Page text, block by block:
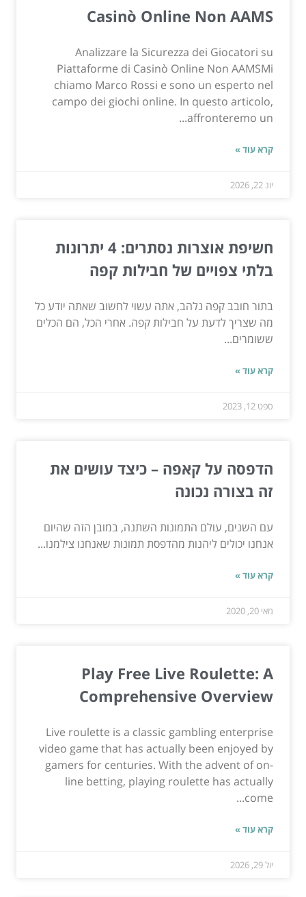
Casinò Online Non AAMS
Analizzare la Sicurezza dei Giocatori su
Piattaforme di Casinò Online Non AAMSMi
chiamo Marco Rossi e sono un esperto nel
campo dei giochi online. In questo articolo,
affronteremo un...
קרא עוד »
יונ 22, 2026
חשיפת אוצרות נסתרים: 4 יתרונות
בלתי צפויים של חבילות קפה
בתור חובב קפה נלהב, אתה עשוי לחשוב שאתה יודע כל
מה שצריך לדעת על חבילות קפה. אחרי הכל, הם הכלים
ששומרים...
קרא עוד »
ספט 12, 2023
הדפסה על קאפה – כיצד עושים את
זה בצורה נכונה
עם השנים, עולם התמונות השתנה, במובן הזה שהיום
אנחנו יכולים ליהנות מהדפסת תמונות שאנחנו צילמנו...
קרא עוד »
מאי 20, 2020
Play Free Live Roulette: A
Comprehensive Overview
Live roulette is a classic gambling enterprise
video game that has actually been enjoyed by
gamers for centuries. With the advent of on-
line betting, playing roulette has actually
come...
קרא עוד »
יול 29, 2026